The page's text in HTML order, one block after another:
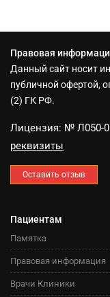
Правовая
Данный сайт носит
публичной офертой,
(2) ГК РФ.
Лицензия: № Л050-
реквизиты
Оставить отзыв
Пациентам
Памятка
Правовая информация
Врачи Клиники